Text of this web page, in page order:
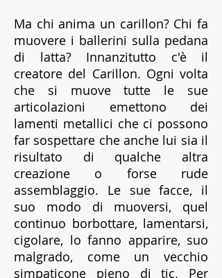
Ma chi anima un carillon? Chi fa
muovere i ballerini sulla pedana
di latta? Innanzitutto c'è il
creatore del Carillon. Ogni volta
che si muove tutte le sue
articolazioni emettono dei
lamenti metallici che ci possono
far sospettare che anche lui sia il
risultato di qualche altra
creazione o forse rude
assemblaggio. Le sue facce, il
suo modo di muoversi, quel
continuo borbottare, lamentarsi,
cigolare, lo fanno apparire, suo
malgrado, come un vecchio
simpaticone pieno di tic. Per